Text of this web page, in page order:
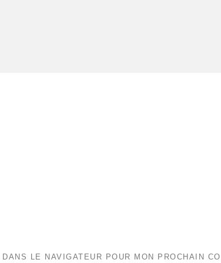
LE NAVIGATEUR POUR MON PROCHAIN